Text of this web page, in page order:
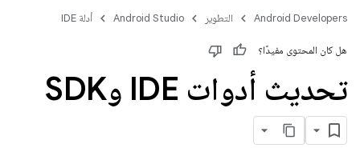
Android Developers التطوير Android Studio أدلة IDE
هل كان المحتوى مفيدًا؟
تحديث أدوات IDE وSDK